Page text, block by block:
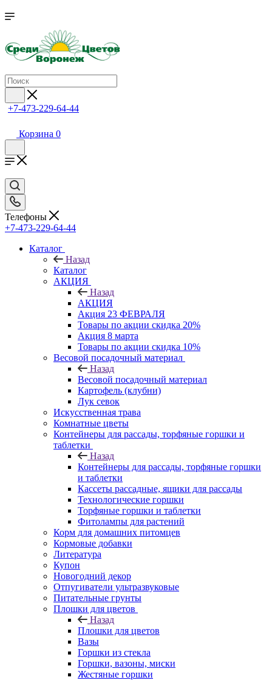
+7-473-229-64-44
Корзина 0
Телефоны
+7-473-229-64-44
Каталог
Назад
Каталог
АКЦИЯ
Назад
АКЦИЯ
Акция 23 ФЕВРАЛЯ
Товары по акции скидка 20%
Акция 8 марта
Товары по акции скидка 10%
Весовой посадочный материал
Назад
Весовой посадочный материал
Картофель (клубни)
Лук севок
Искусственная трава
Комнатные цветы
Контейнеры для рассады, торфяные горшки и
таблетки
Назад
Контейнеры для рассады, торфяные горшки
и таблетки
Кассеты рассадные, ящики для рассады
Технологические горшки
Торфяные горшки и таблетки
Фитолампы для растений
Корм для домашних питомцев
Кормовые добавки
Литература
Купон
Новогодний декор
Отпугиватели ультразвуковые
Питательные грунты
Плошки для цветов
Назад
Плошки для цветов
Вазы
Горшки из стекла
Горшки, вазоны, миски
Жестяные горшки